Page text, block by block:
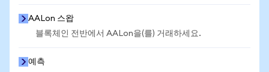
AALon 스왑
블록체인 전반에서 AALon을(를) 거래하세요.
예측